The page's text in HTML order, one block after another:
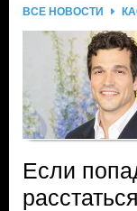
ВСЕ НОВОСТИ
Если